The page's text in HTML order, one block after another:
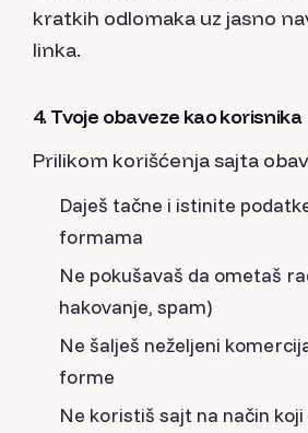
kratkih odlomaka uz jasno
linka.
4. Tvoje obaveze kao korisnika
Prilikom korišćenja sajta
Daješ tačne i istinite
formama
Ne pokušavaš da ometaš
hakovanje, spam)
Ne šalješ neželjeni
forme
Ne koristiš sajt na način